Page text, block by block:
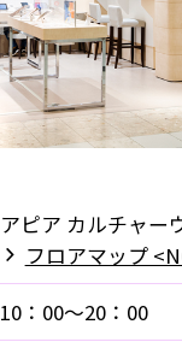
アピア カルチャー
フロアマップ
10：00～20：00